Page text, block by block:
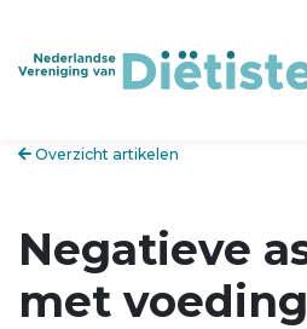
Overzicht artikelen
Negatieve
met voeding